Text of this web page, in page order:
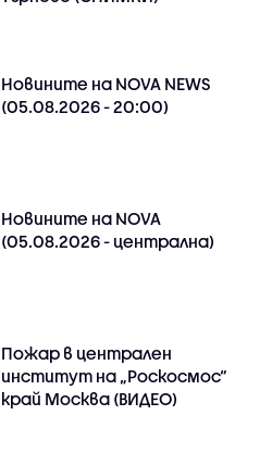
Новините на NOVA NEWS
(05.08.2026 - 20:00)
Новините на NOVA
(05.08.2026 - централна)
Пожар в централен
институт на „Роскосмос“
край Москва (ВИДЕО)